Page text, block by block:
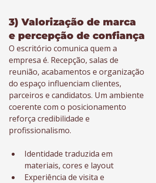
3) Valorização de marca
e percepção de confiança
O escritório comunica quem a
empresa é. Recepção, salas de
reunião, acabamentos e organização
do espaço influenciam clientes,
parceiros e candidatos. Um ambiente
coerente com o posicionamento
reforça credibilidade e
profissionalismo.
Identidade traduzida em
materiais, cores e layout
Experiência de visita e